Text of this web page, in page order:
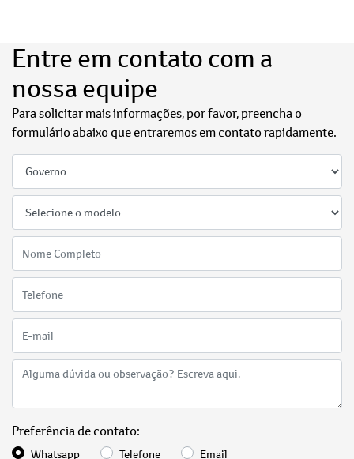
Entre em contato com a
nossa equipe
Para solicitar mais informações, por favor, preencha o
formulário abaixo que entraremos em contato rapidamente.
Preferência de contato:
Whatsapp Telefone Email